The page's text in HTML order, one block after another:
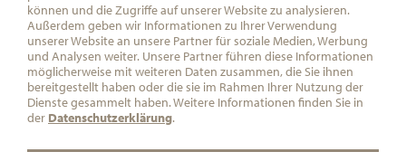
ÖSTERREICHISCHE FRANZ KAFKA
GESELLSCHAFT
C/O ÖSTERREICHISCHE
GESELLSCHAFT FÜR LITERATUR
können und die Zugriffe auf unserer Website zu analysieren.
Außerdem geben wir Informationen zu Ihrer Verwendung
unserer Website an unsere Partner für soziale Medien, Werbung
und Analysen weiter. Unsere Partner führen diese Informationen
möglicherweise mit weiteren Daten zusammen, die Sie ihnen
bereitgestellt haben oder die sie im Rahmen Ihrer Nutzung der
Dienste gesammelt haben. Weitere Informationen finden Sie in
der Datenschutzerklärung.